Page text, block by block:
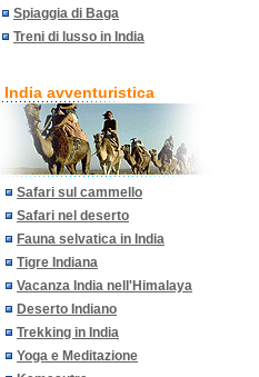
Spiaggia di Baga
Treni di lusso in India
India avventuristica
Safari sul cammello
Safari nel deserto
Fauna selvatica in India
Tigre Indiana
Vacanza India nell'Himalaya
Deserto Indiano
Trekking in India
Yoga e Meditazione